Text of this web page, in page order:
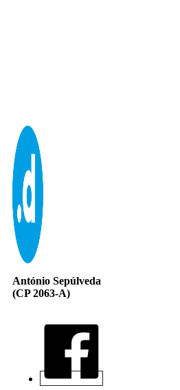
António Sepúlveda
(CP 2063-A)